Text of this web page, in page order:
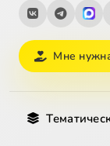
Мне